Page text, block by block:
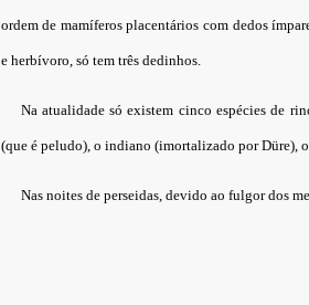
ordem de mamíferos placentários com dedos
e herbívoro, só tem três dedinhos.
Na atualidade só existem cinco espécies de
(que é peludo), o indiano (imortalizado por Düre),
Nas noites de perseidas, devido ao fulgor dos